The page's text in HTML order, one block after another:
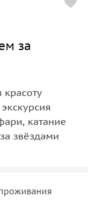
за
красоту
катание
звёздами